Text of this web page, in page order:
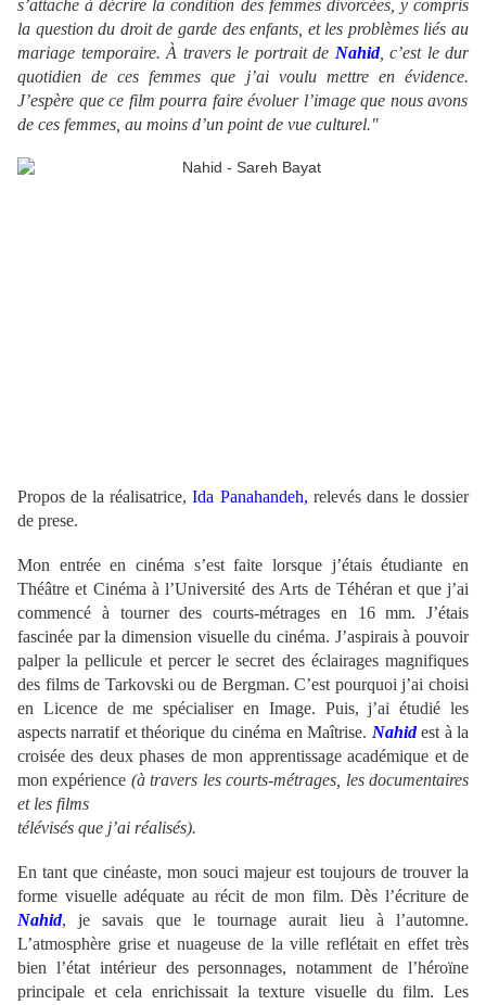
s’attache à décrire la condition des femmes divorcées, y compris
la question du droit de garde des enfants, et les problèmes liés au
mariage temporaire. À travers le portrait de Nahid, c’est le dur
quotidien de ces femmes que j’ai voulu mettre en évidence.
J’espère que ce film pourra faire évoluer l’image que nous avons
de ces femmes, au moins d’un point de vue culturel."
Propos de la réalisatrice,Ida Panahandeh, relevés dans le dossier
de prese.
Mon entrée en cinéma s’est faite lorsque j’étais étudiante en
Théâtre et Cinéma à l’Université des Arts de Téhéran et que j’ai
commencé à tourner des courts-métrages en 16 mm. J’étais
fascinée par la dimension visuelle du cinéma. J’aspirais à pouvoir
palper la pellicule et percer le secret des éclairages magnifiques
des films de Tarkovski ou de Bergman. C’est pourquoi j’ai choisi
en Licence de me spécialiser en Image. Puis, j’ai étudié les
aspects narratif et théorique du cinéma en Maîtrise. Nahidest à la
croisée des deux phases de mon apprentissage académique et de
mon expérience (à travers les courts-métrages, les documentaires
et les films
télévisés que j’ai réalisés).
En tant que cinéaste, mon souci majeur est toujours de trouver la
forme visuelle adéquate au récit de mon film. Dès l’écriture de
Nahid, je savais que le tournage aurait lieu à l’automne.
L’atmosphère grise et nuageuse de la ville reflétait en effet très
bien l’état intérieur des personnages, notamment de l’héroïne
principale et cela enrichissait la texture visuelle du film. Les